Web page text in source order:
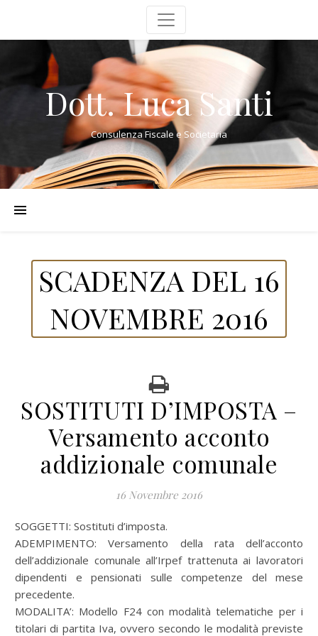
Dott. Luca Santi
Consulenza Fiscale e Societaria
SCADENZA DEL 16
NOVEMBRE 2016
SOSTITUTI D’IMPOSTA –
Versamento acconto
addizionale comunale
16 Novembre 2016
SOGGETTI: Sostituti d’imposta.
ADEMPIMENTO: Versamento della rata dell’acconto
dell’addizionale comunale all’Irpef trattenuta ai lavoratori
dipendenti e pensionati sulle competenze del mese
precedente.
MODALITA’: Modello F24 con modalità telematiche per i
titolari di partita Iva, ovvero secondo le modalità previste